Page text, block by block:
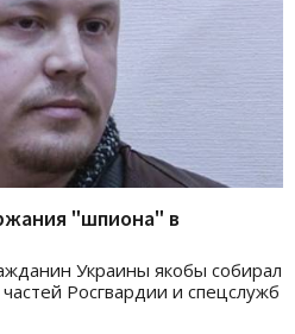
"шпиона" в
Украины якобы собирал
Росгвардии и спецслужб